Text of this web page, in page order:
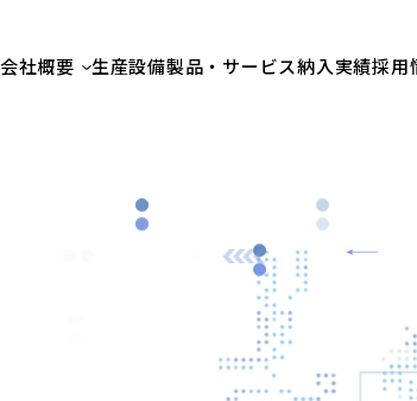
会社概要 生産設備製品・サービス納入実績採用